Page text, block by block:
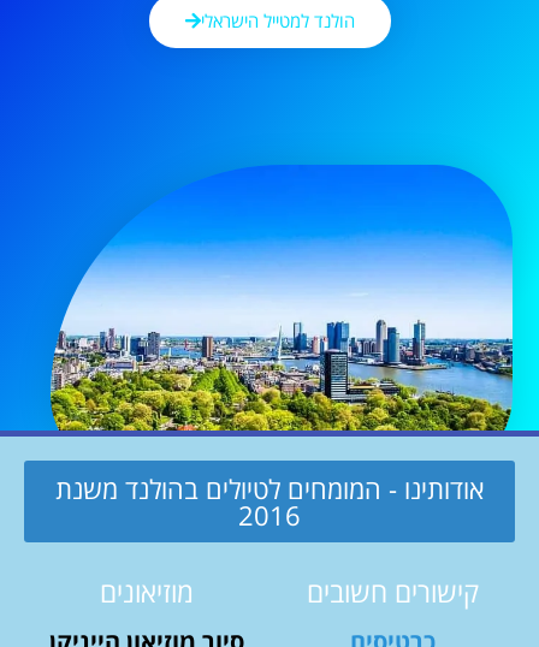
הולנד למטייל הישראלי
אודותינו - המומחים לטיולים בהולנד משנת
2016
קישורים חשובים מוזיאונים